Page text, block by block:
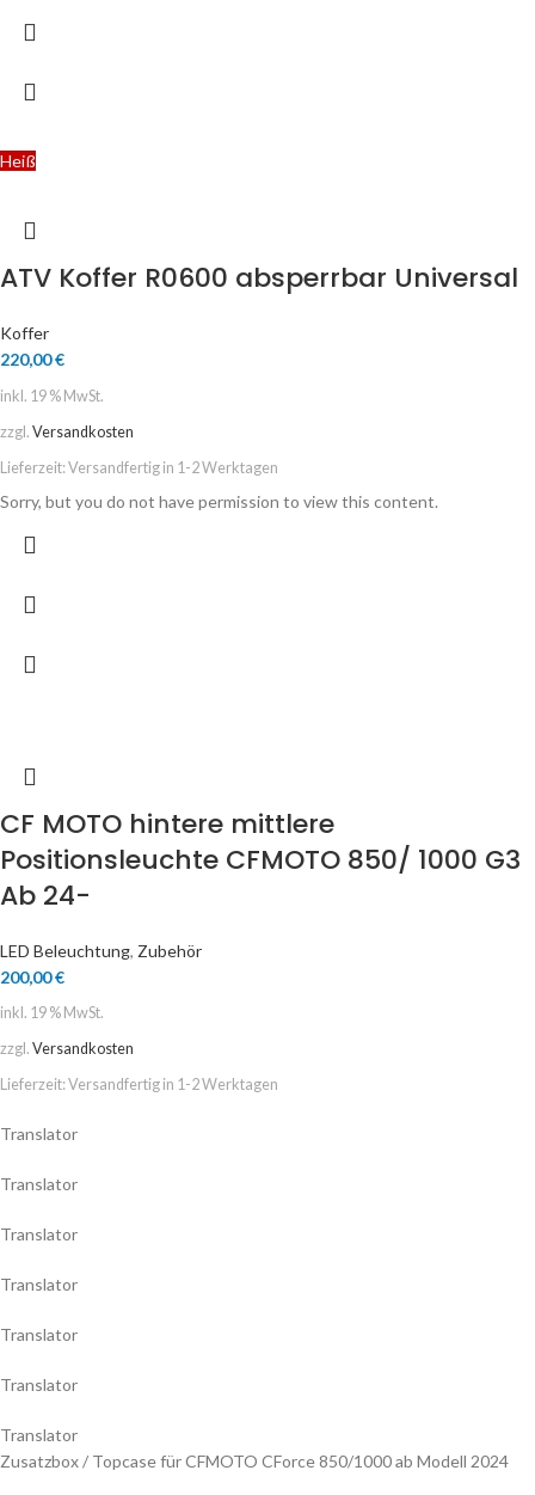
Heiß
ATV Koffer R0600 absperrbar Universal
Koffer
220,00€
inkl. 19 % MwSt.
zzgl. Versandkosten
Lieferzeit: Versandfertig in 1-2 Werktagen
Sorry, but you do not have permission to view this content.
CF MOTO hintere mittlere
Positionsleuchte CFMOTO 850/ 1000 G3
Ab 24-
LED Beleuchtung, Zubehör
200,00€
inkl. 19 % MwSt.
zzgl. Versandkosten
Lieferzeit: Versandfertig in 1-2 Werktagen
Translator
Translator
Translator
Translator
Translator
Translator
Translator
Zusatzbox / Topcase für CFMOTO CForce 850/1000 ab Modell 2024